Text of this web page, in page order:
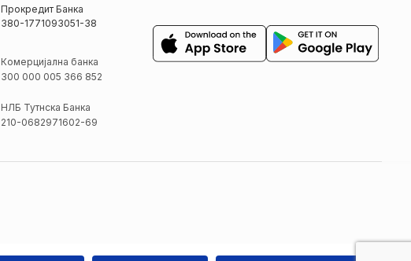
Прокредит Банка
380-1771093051-38
Комерцијална банка
300 000 005 366 852
НЛБ Тутнска Банка
210-0682971602-69